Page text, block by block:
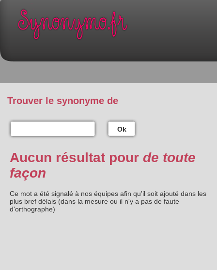
Trouver le synonyme de
Ok
Aucun résultat pour de toute
façon
Ce mot a été signalé à nos équipes afin qu'il soit ajouté dans les
plus bref délais (dans la mesure ou il n'y a pas de faute
d'orthographe)